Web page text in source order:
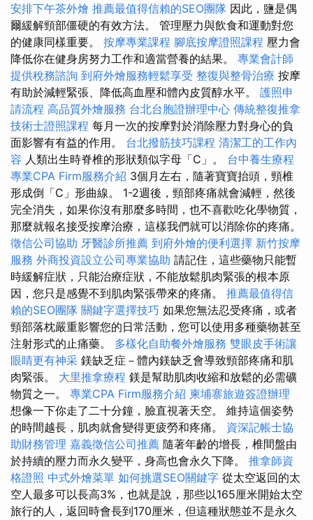
安排下午茶外燴 推薦最值得信賴的SEO團隊 因此，鹽是偶
爾緩解頸部僵硬的有效方法。 管理壓力與飲食和運動對您
的健康同樣重要。 按摩專業課程 腳底按摩證照課程 壓力會
降低你在健身房努力工作和適當營養的結果。 專業會計師
提供稅務諮詢 到府外燴服務輕鬆享受 整復與整骨治療 按摩
有助於減輕緊張、降低高血壓和體內皮質醇水平。 護照申
請流程 高品質外燴服務 台北台胞證辦理中心 傳統整復推拿
技術士證照課程 每月一次的按摩對於消除壓力對身心的負
面影響有有益的作用。 台北撥筋技巧課程 清潔工的工作內
容 人類出生時脊椎的形狀類似字母「C」。 台中養生療程
專業CPA Firm服務介紹 3個月左右，隨著寶寶抬頭，頸椎
形成倒「C」形曲線。 1-2週後，頸部疼痛就會減輕，然後
完全消失，如果你沒有那麼多時間，也不喜歡吃化學物質，
那麼就報名接受按摩治療，這樣我們就可以消除你的疼痛。
徵信公司協助 牙醫診所推薦 到府外燴的便利選擇 新竹按摩
服務 外商投資設立公司專業協助 請記住，這些藥物只能暫
時緩解症狀，只能治療症狀，不能放鬆肌肉緊張的根本原
因，您只是感覺不到肌肉緊張帶來的疼痛。 推薦最值得信
賴的SEO團隊 關鍵字選擇技巧 如果您無法忍受疼痛，或者
頸部落枕嚴重影響您的日常活動，您可以使用多種藥物甚至
注射形式的止痛藥。 多樣化自助餐外燴服務 雙眼皮手術讓
眼睛更有神采 鎂缺乏症－體內鎂缺乏會導致頸部疼痛和肌
肉緊張。 大里推拿療程 鎂是幫助肌肉收縮和放鬆的必需礦
物質之一。 專業CPA Firm服務介紹 柬埔寨旅遊簽證辦理
想像一下你走了二十分鐘，臉直視著天空。 維持這個姿勢
的時間越長，肌肉就會變得更疲勞和疼痛。 資深記帳士協
助財務管理 嘉義徵信公司推薦 隨著年齡的增長，椎間盤由
於持續的壓力而永久變平，身高也會永久下降。 推拿師資
格證照 中式外燴菜單 如何挑選SEO關鍵字 從太空返回的太
空人最多可以長高3%，也就是說，那些以165厘米開始太空
旅行的人，返回時會長到170厘米，但這種狀態並不是永久